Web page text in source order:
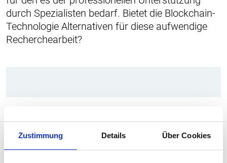
Zustimmung Details Über Cookies
durch Spezialisten bedarf. Bietet die Blockchain-
Technologie Alternativen für diese aufwendige
Recherchearbeit?